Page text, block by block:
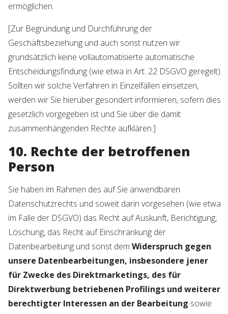
ermöglichen.
[Zur Begründung und Durchführung der
Geschäftsbeziehung und auch sonst nutzen wir
grundsätzlich keine vollautomatisierte automatische
Entscheidungsfindung (wie etwa in Art. 22 DSGVO geregelt).
Sollten wir solche Verfahren in Einzelfällen einsetzen,
werden wir Sie hierüber gesondert informieren, sofern dies
gesetzlich vorgegeben ist und Sie über die damit
zusammenhängenden Rechte aufklären.]
10. Rechte der betroffenen
Person
Sie haben im Rahmen des auf Sie anwendbaren
Datenschutzrechts und soweit darin vorgesehen (wie etwa
im Falle der DSGVO) das Recht auf Auskunft, Berichtigung,
Löschung, das Recht auf Einschränkung der
Datenbearbeitung und sonst dem Widerspruch gegen
unsere Datenbearbeitungen, insbesondere jener
für Zwecke des Direktmarketings, des für
Direktwerbung betriebenen Profilings und weiterer
berechtigter Interessen an der Bearbeitung sowie